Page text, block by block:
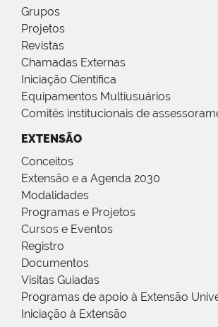
Grupos
Projetos
Revistas
Chamadas Externas
Iniciação Científica
Equipamentos Multiusuários
Comitês institucionais de
EXTENSÃO
Conceitos
Extensão e a Agenda 2030
Modalidades
Programas e Projetos
Cursos e Eventos
Registro
Documentos
Visitas Guiadas
Programas de apoio à Extensão
Iniciação à Extensão